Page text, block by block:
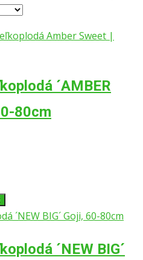
´AMBER
80cm
´NEW BIG´